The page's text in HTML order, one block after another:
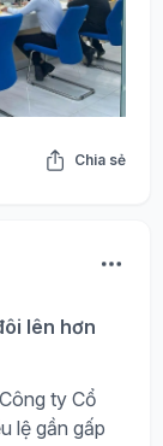
Chia sẻ
lên hơn
ty Cổ
lệ gần gấp